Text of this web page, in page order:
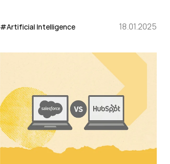
#Artificial Intelligence 18.01.2025